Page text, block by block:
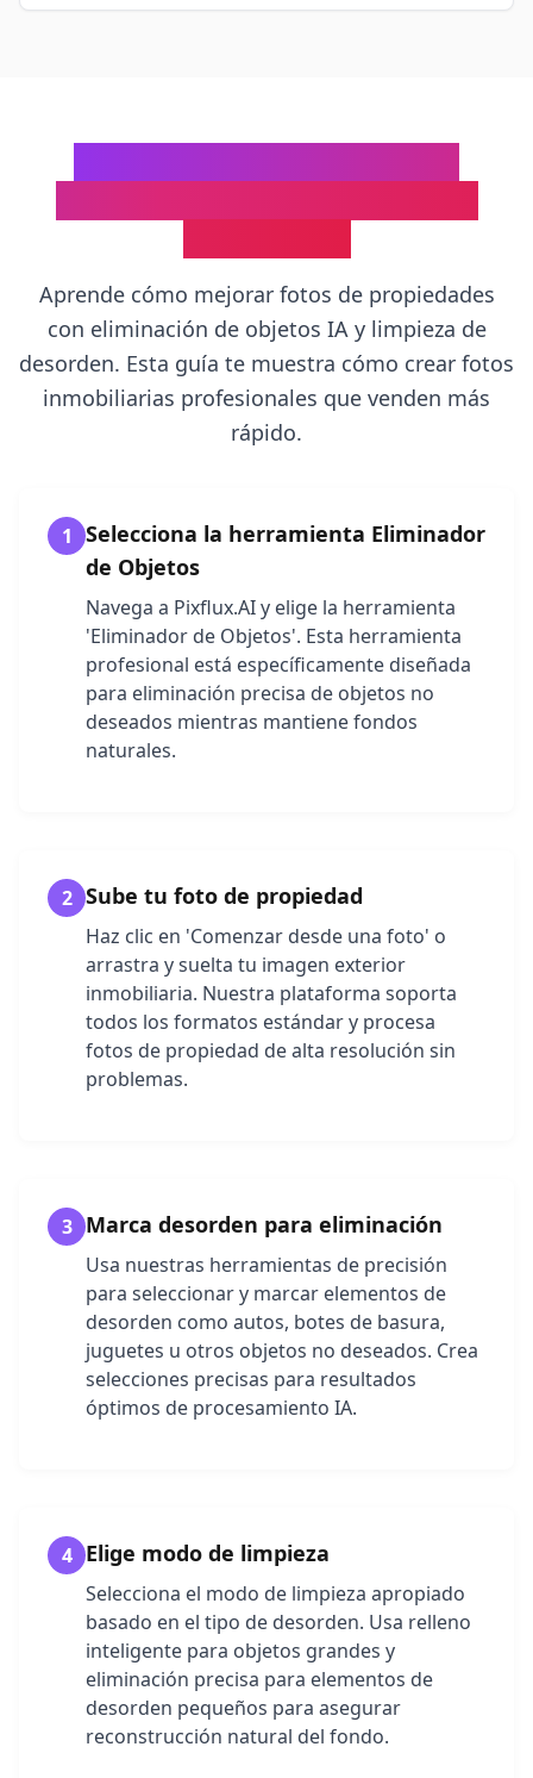
Aprende cómo mejorar fotos de propiedades
con eliminación de objetos IA y limpieza de
desorden. Esta guía te muestra cómo crear fotos
inmobiliarias profesionales que venden más
rápido.
1 Selecciona la herramienta Eliminador
de Objetos
Navega a Pixflux.AI y elige la herramienta
'Eliminador de Objetos'. Esta herramienta
profesional está específicamente diseñada
para eliminación precisa de objetos no
deseados mientras mantiene fondos
naturales.
2 Sube tu foto de propiedad
Haz clic en 'Comenzar desde una foto' o
arrastra y suelta tu imagen exterior
inmobiliaria. Nuestra plataforma soporta
todos los formatos estándar y procesa
fotos de propiedad de alta resolución sin
problemas.
3 Marca desorden para eliminación
Usa nuestras herramientas de precisión
para seleccionar y marcar elementos de
desorden como autos, botes de basura,
juguetes u otros objetos no deseados. Crea
selecciones precisas para resultados
óptimos de procesamiento IA.
4 Elige modo de limpieza
Selecciona el modo de limpieza apropiado
basado en el tipo de desorden. Usa relleno
inteligente para objetos grandes y
eliminación precisa para elementos de
desorden pequeños para asegurar
reconstrucción natural del fondo.